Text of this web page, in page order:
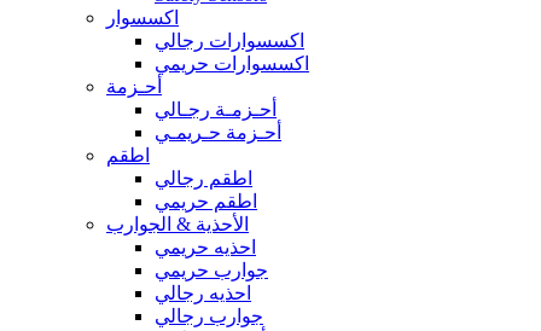
اكسسوار
اكسسوارات رجالي
اكسسوارات حريمي
أحـزمة
أحـزمـة رجـالي
أحـزمة حـريمـي
اطقم
اطقم رجالي
اطقم حريمي
الأحذية & الجوارب
احذيه حريمي
جوارب حريمي
احذيه رجالي
جوارب رجالي